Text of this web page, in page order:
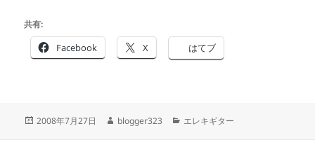
共有:
Facebook X はてブ
投
2008年7月27日
作
blogger323
カ
エレキギター